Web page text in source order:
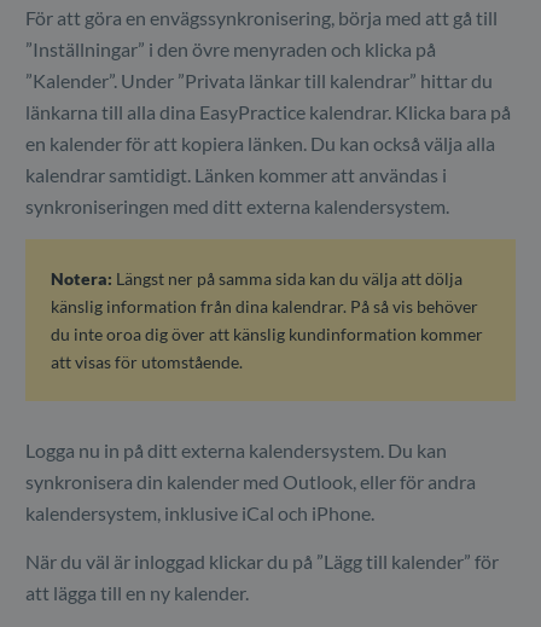
För att göra en envägssynkronisering, börja med att gå till
”Inställningar” i den övre menyraden och klicka på
”Kalender”. Under ”Privata länkar till kalendrar” hittar du
länkarna till alla dina EasyPractice kalendrar. Klicka bara på
en kalender för att kopiera länken. Du kan också välja alla
kalendrar samtidigt. Länken kommer att användas i
synkroniseringen med ditt externa kalendersystem.
Notera: Längst ner på samma sida kan du välja att dölja
känslig information från dina kalendrar. På så vis behöver
du inte oroa dig över att känslig kundinformation kommer
att visas för utomstående.
Logga nu in på ditt externa kalendersystem. Du kan
synkronisera din kalender med Outlook, eller för andra
kalendersystem, inklusive iCal och iPhone.
När du väl är inloggad klickar du på ”Lägg till kalender” för
att lägga till en ny kalender.